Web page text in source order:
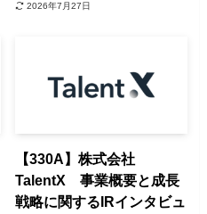
2026年7月27日
【330A】株式会社
TalentX 事業概要と成長
戦略に関するIRインタビュ